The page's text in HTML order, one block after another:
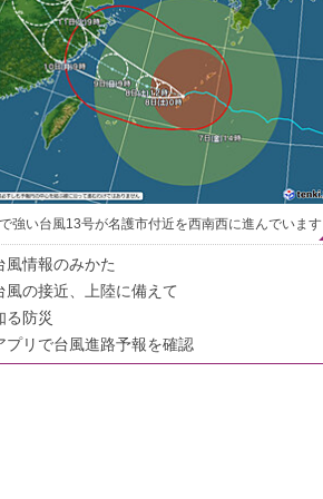
強い台風13号が名護市付近を西南西に進んでいます
風情報のみかた
風の接近、上陸に備えて
る防災
プリで台風進路予報を確認